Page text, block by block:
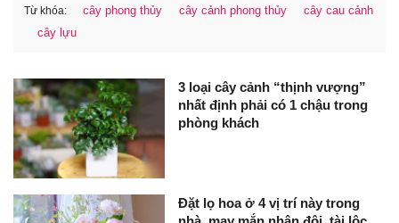
Từ khóa: cây phong thủy cây cảnh phong thủy
cây cau cảnh
cây lựu
3 loại cây cảnh “thịnh vượng”
nhất định phải có 1 chậu trong
phòng khách
Đặt lọ hoa ở 4 vị trí này trong